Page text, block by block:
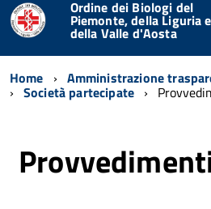
Ordine dei Biologi del
Piemonte, della Liguria e
della Valle d'Aosta
Home Amministrazione
Società partecipate